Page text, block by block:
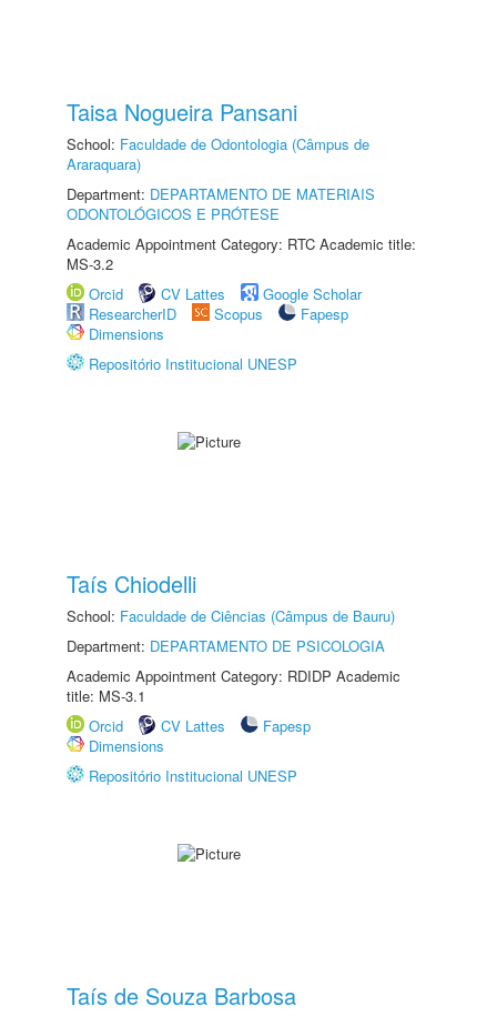
Taisa Nogueira Pansani
School: Faculdade de Odontologia (Câmpus de
Araraquara)
Department: DEPARTAMENTO DE MATERIAIS
ODONTOLÓGICOS E PRÓTESE
Academic Appointment Category: RTC Academic title:
MS-3.2
Orcid
CV Lattes
Google Scholar
ResearcherID
Scopus
Fapesp
Dimensions
Repositório Institucional UNESP
Taís Chiodelli
School: Faculdade de Ciências (Câmpus de Bauru)
Department: DEPARTAMENTO DE PSICOLOGIA
Academic Appointment Category: RDIDP Academic
title: MS-3.1
Orcid
CV Lattes
Fapesp
Dimensions
Repositório Institucional UNESP
Taís de Souza Barbosa